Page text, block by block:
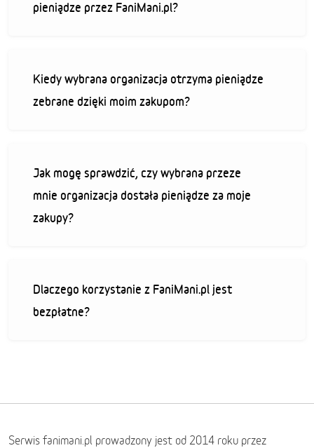
pieniądze przez FaniMani.pl?
Kiedy wybrana organizacja otrzyma pieniądze
zebrane dzięki moim zakupom?
Jak mogę sprawdzić, czy wybrana przeze
mnie organizacja dostała pieniądze za moje
zakupy?
Dlaczego korzystanie z FaniMani.pl jest
bezpłatne?
Serwis fanimani.pl prowadzony jest od 2014 roku przez